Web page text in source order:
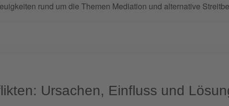
rund um die Themen Mediation und alternative
Ursachen, Einfluss und